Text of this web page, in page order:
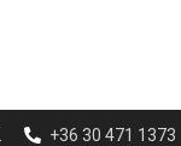
+36 30 471 1373